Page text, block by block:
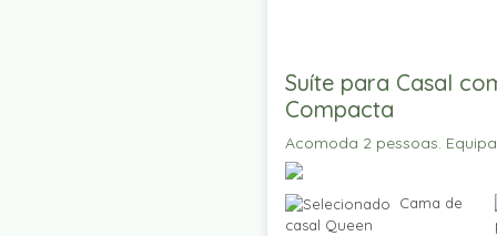
Suíte para Casal
Compacta
Acomoda 2 pessoas.
Cama de
casal Queen